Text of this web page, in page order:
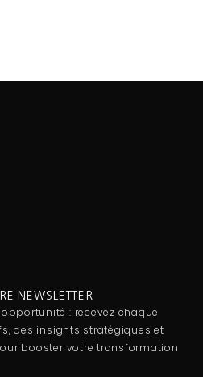
NEWSLETTER
: recevez chaque
des insights stratégiques et
booster votre transformation